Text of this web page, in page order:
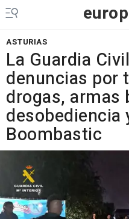
ASTURIAS
La Guardia
denuncias por
drogas, armas
desobediencia
Boombastic